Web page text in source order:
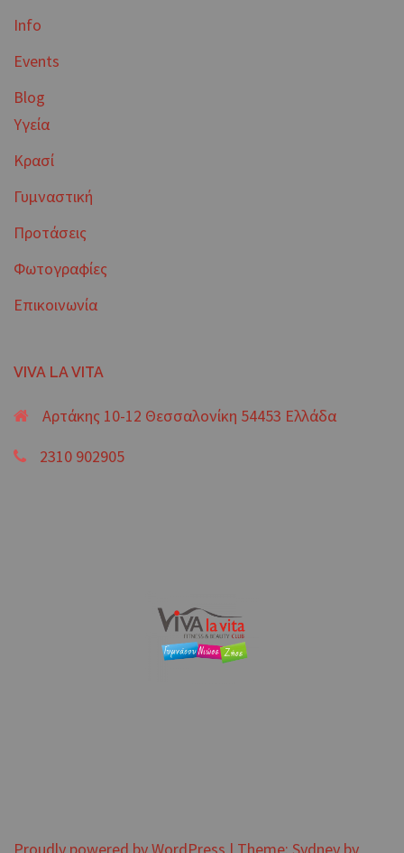
Info
Events
Blog
Υγεία
Κρασί
Γυμναστική
Προτάσεις
Φωτογραφίες
Επικοινωνία
VIVA LA VITA
Αρτάκης 10-12 Θεσσαλονίκη 54453 Ελλάδα
2310 902905
Proudly powered by WordPress | Theme: Sydney by